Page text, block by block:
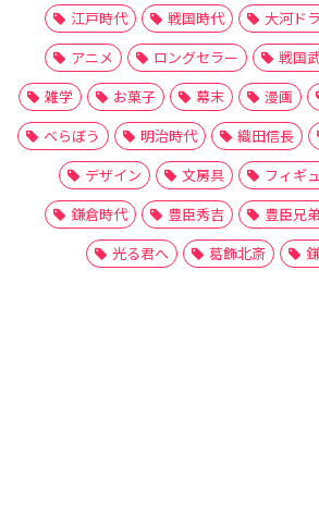
江戸時代 戦国時代 大河ド
アニメ
ロングセラー 戦国
雑学
お菓子 幕末 漫画
べらぼう
明治時代 織田信長
デザイン
文房具 フィギ
鎌倉時代
豊臣秀吉 豊臣兄
光る君へ
葛飾北斎